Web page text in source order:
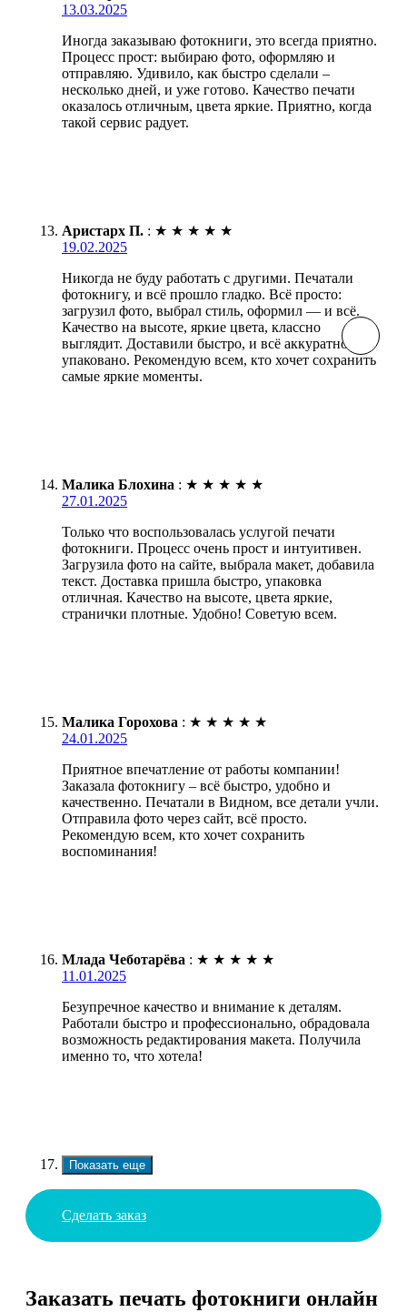
13.03.2025
Иногда заказываю фотокниги, это всегда приятно.
Процесс прост: выбираю фото, оформляю и
отправляю. Удивило, как быстро сделали –
несколько дней, и уже готово. Качество печати
оказалось отличным, цвета яркие. Приятно, когда
такой сервис радует.
Аристарх П. : ★ ★ ★ ★ ★
19.02.2025
Никогда не буду работать с другими. Печатали
фотокнигу, и всё прошло гладко. Всё просто:
загрузил фото, выбрал стиль, оформил — и всё.
Качество на высоте, яркие цвета, классно
выглядит. Доставили быстро, и всё аккуратно
упаковано. Рекомендую всем, кто хочет сохранить
самые яркие моменты.
Малика Блохина : ★ ★ ★ ★ ★
27.01.2025
Только что воспользовалась услугой печати
фотокниги. Процесс очень прост и интуитивен.
Загрузила фото на сайте, выбрала макет, добавила
текст. Доставка пришла быстро, упаковка
отличная. Качество на высоте, цвета яркие,
странички плотные. Удобно! Советую всем.
Малика Горохова : ★ ★ ★ ★ ★
24.01.2025
Приятное впечатление от работы компании!
Заказала фотокнигу – всё быстро, удобно и
качественно. Печатали в Видном, все детали учли.
Отправила фото через сайт, всё просто.
Рекомендую всем, кто хочет сохранить
воспоминания!
Млада Чеботарёва : ★ ★ ★ ★ ★
11.01.2025
Безупречное качество и внимание к деталям.
Работали быстро и профессионально, обрадовала
возможность редактирования макета. Получила
именно то, что хотела!
Показать еще
Сделать заказ
Заказать печать фотокниги онлайн